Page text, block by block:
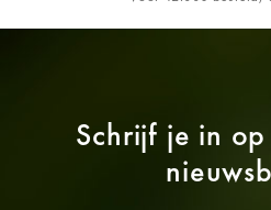
Schrijf je in